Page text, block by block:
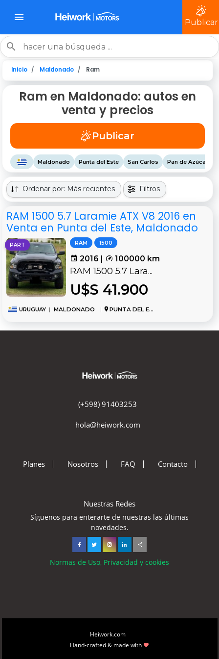
Publicar
Inicio Maldonado Ram
Ram en Maldonado: autos en
venta y precios
Publicar
Maldonado Punta del Este San Carlos Pan de Azúcar
Ordenar por: Más recientes Filtros
RAM 1500 5.7 Laramie ATX V8 2016 en
Venta en Punta del Este, Maldonado
PART RAM 1500
2016 | 100000 km
RAM 1500 5.7 Lara...
U$S 41.900
URUGUAY | MALDONADO | PUNTA DEL ESTE
(+598) 91403253
hola@heiwork.com
Planes Nosotros FAQ Contacto
Nuestras Redes
Síguenos para enterarte de nuestras las últimas
novedades.
Normas de Uso, Privacidad y cookies
Heiwork.com
Hand-crafted & made with